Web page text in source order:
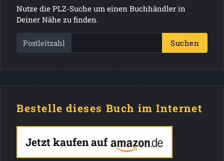
Nutze die PLZ-Suche um einen Buchhändler in
Deiner Nähe zu finden.
Postleitzahl Suchen
Bestelle dieses Buch im Internet
Jetzt kaufen auf